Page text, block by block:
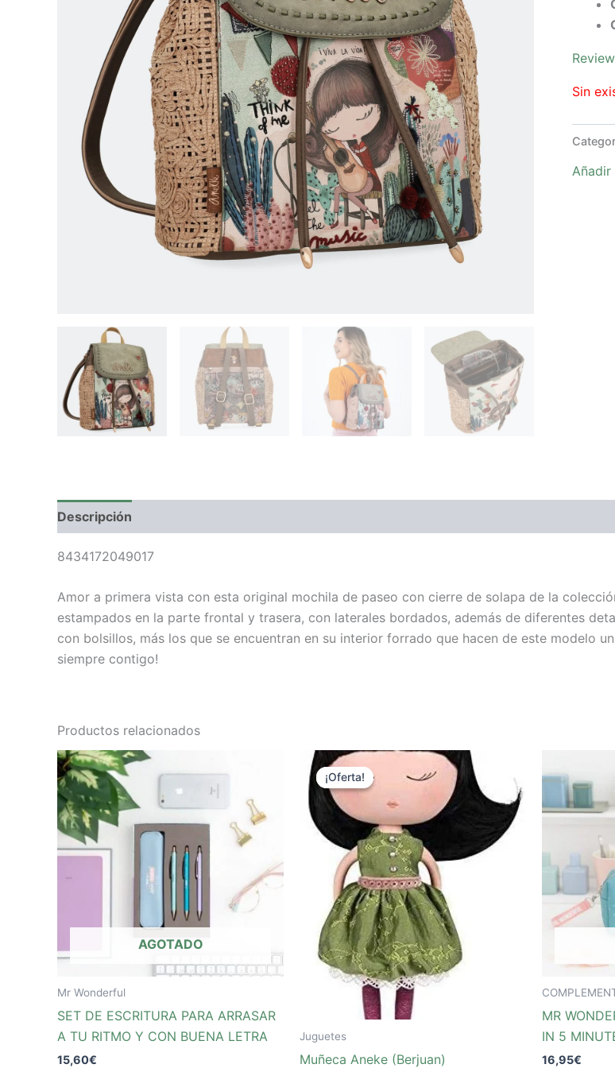
Sin
Añadir
Descripción
8434172049017
Amor a primera vista con esta original mochila de paseo con cierre de solapa de la
estampados en la parte frontal y trasera, con laterales bordados, además de diferentes
con bolsillos, más los que se encuentran en su interior forrado que hacen de este modelo
siempre contigo!
Productos relacionados
AGOTADO
Mr Wonderful
SET DE ESCRITURA PARA ARRASAR
A TU RITMO Y CON BUENA LETRA
15,60€
¡Oferta!
¡Oferta!
Juguetes
Muñeca Aneke (Berjuan)
El
precio
original
39,90€.
El
actual
es:
31,40€.
MR
IN 5
16,95€